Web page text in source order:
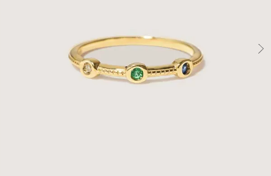
すべてのジュエリー